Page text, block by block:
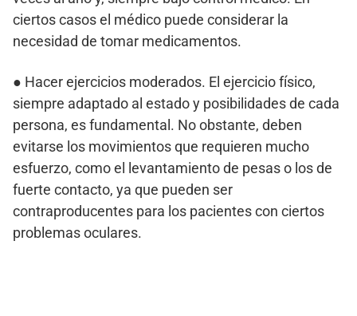
ciertos casos el médico puede considerar la
necesidad de tomar medicamentos.
● Hacer ejercicios moderados. El ejercicio físico,
siempre adaptado al estado y posibilidades de cada
persona, es fundamental. No obstante, deben
evitarse los movimientos que requieren mucho
esfuerzo, como el levantamiento de pesas o los de
fuerte contacto, ya que pueden ser
contraproducentes para los pacientes con ciertos
problemas oculares.